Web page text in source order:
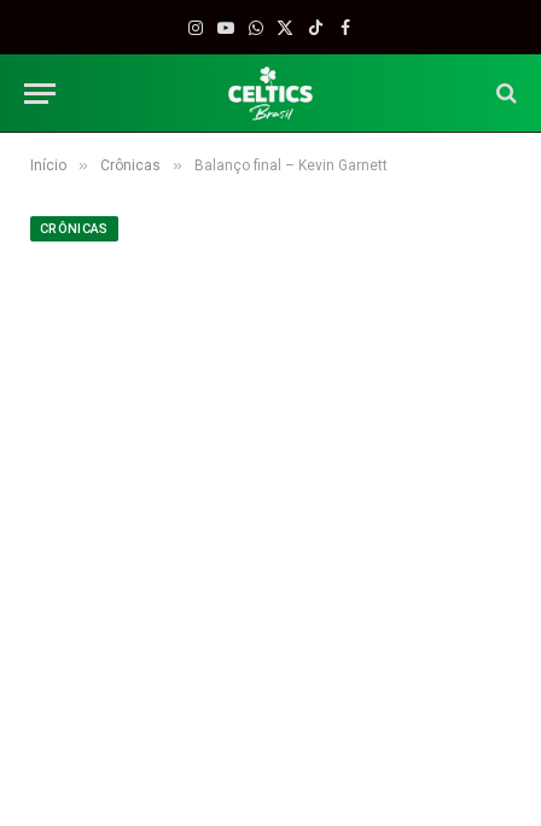
Instagram
YouTube
WhatsApp
X
TikTokFacebook
Início » Crônicas » Balanço final – Kevin Garnett
CRÔNICAS